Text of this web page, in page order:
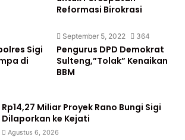
Reformasi Birokrasi
Sigi
di
September 5, 2022 364
Pengurus DPD Demokrat
Sulteng,”Tolak” Kenaikan
BBM
Rp14,27 Miliar Proyek Rano Bungi Sigi
Dilaporkan ke Kejati
Agustus 6, 2026